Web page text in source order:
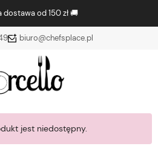
dostawa od 150 zł 🚚
biuro@chefsplace.pl
jest niedostępny.